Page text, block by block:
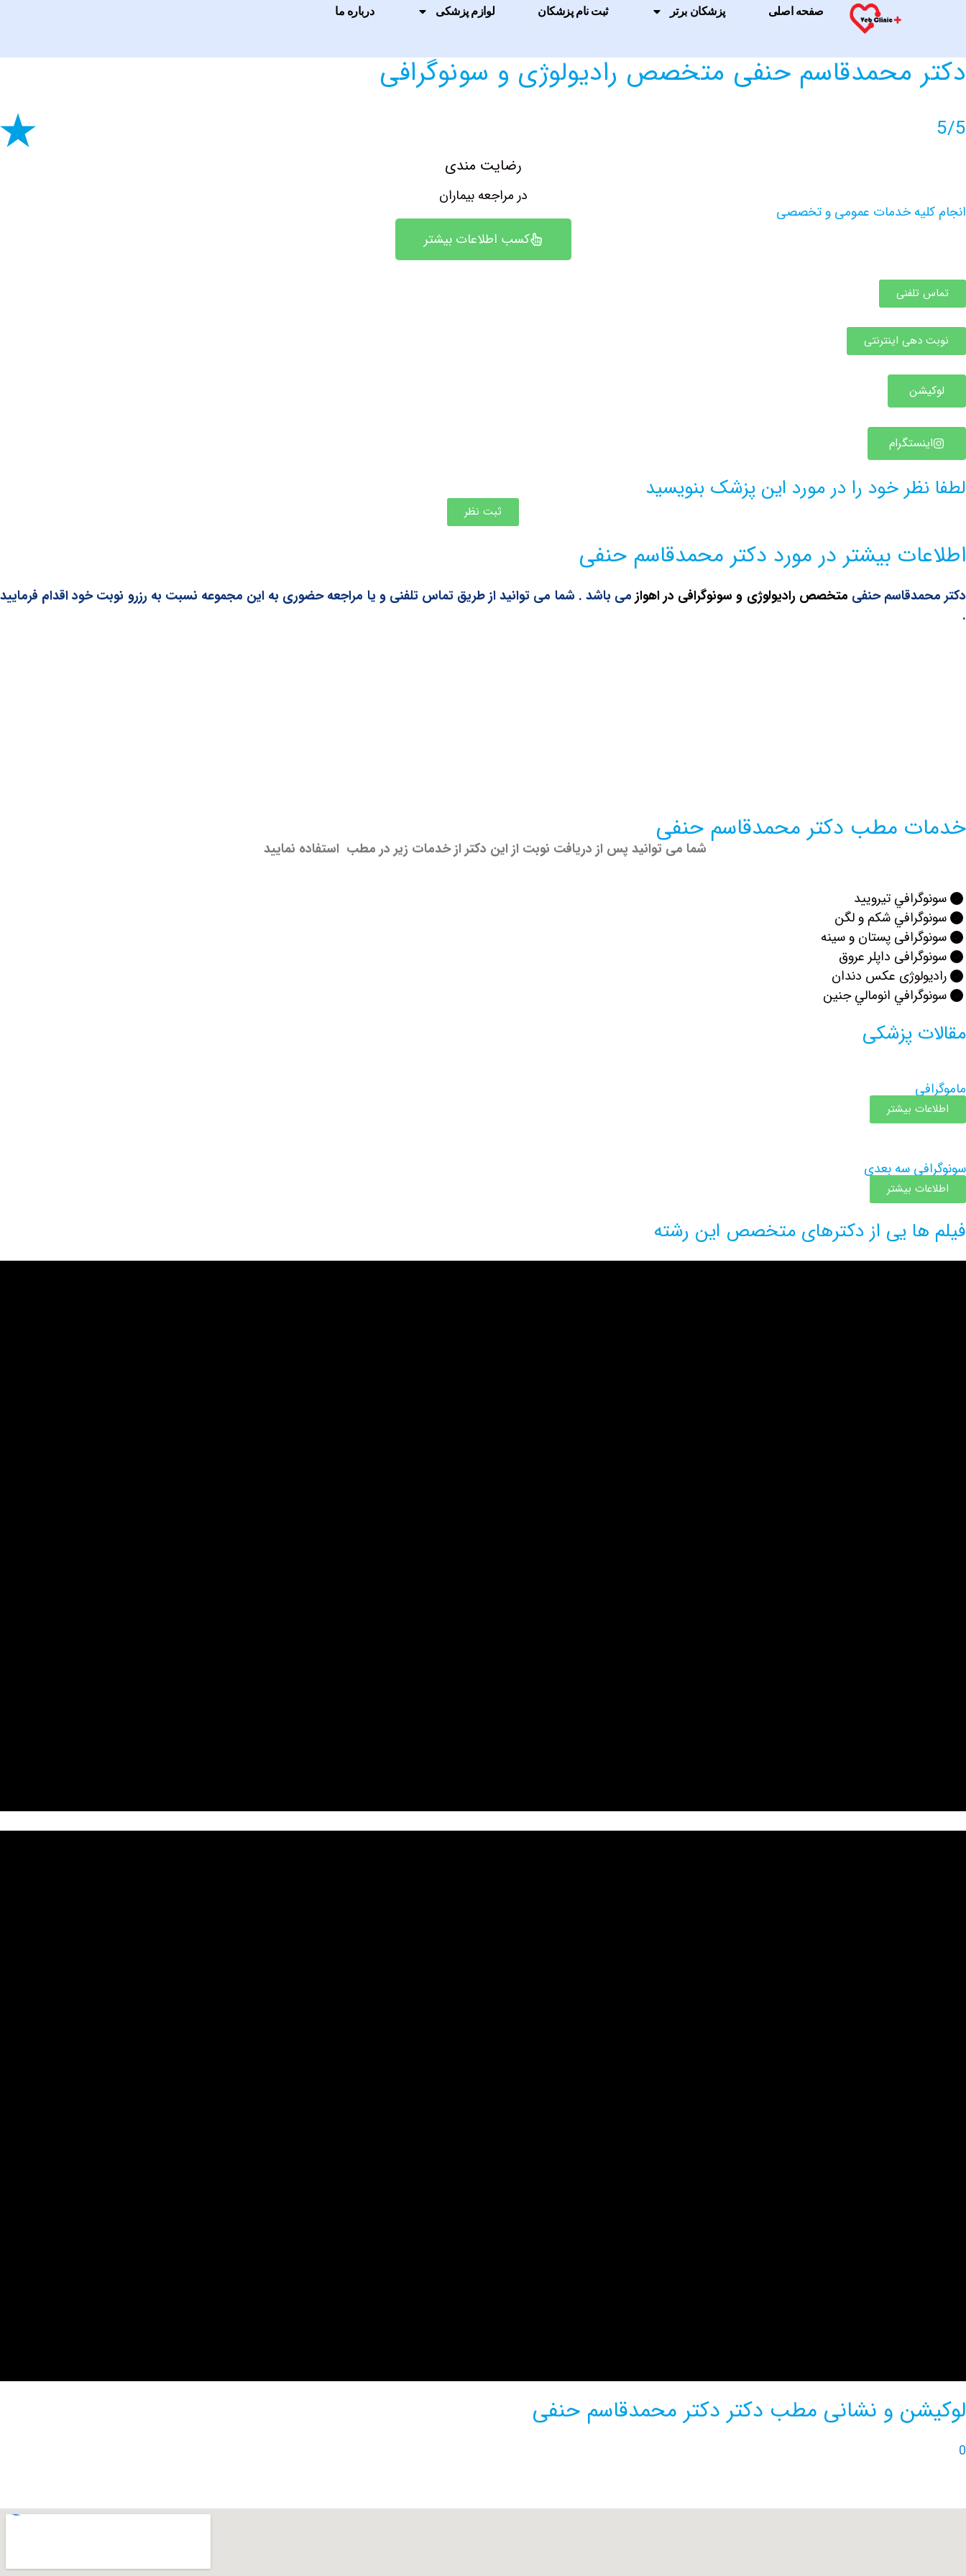
صفحه اصلی پزشکان برتر ثبت نام پزشکان لوازم پزشکی درباره ما
دکتر محمدقاسم حنفی متخصص رادیولوژی و سونوگرافی
5/5
رضایت مندی
در مراجعه بیماران
انجام کلیه خدمات عمومی و تخصصی
کسب اطلاعات بیشتر
تماس تلفنی
نوبت دهی اینترنتی
لوکیشن
اینستگرام
لطفا نظر خود را در مورد این پزشک بنویسید
ثبت نظر
اطلاعات بیشتر در مورد دکتر محمدقاسم حنفی
دکتر محمدقاسم حنفی متخصص رادیولوژی و سونوگرافی در اهواز می باشد . شما می توانید از طریق تماس تلفنی و یا مراجعه حضوری به این مجموعه نسبت به رزرو نوبت خود اقدام فرمایید
.
خدمات مطب دکتر محمدقاسم حنفی
شما می توانید پس از دریافت نوبت از این دکتر از خدمات زیر در مطب استفاده نمایید
سونوگرافي تيروييد
سونوگرافي شكم و لگن
سونوگرافی پستان و سینه
سونوگرافی داپلر عروق
رادیولوژی عکس دندان
سونوگرافي انومالي جنين
مقالات پزشکی
ماموگرافی
اطلاعات بیشتر
سونوگرافی سه بعدی
اطلاعات بیشتر
فیلم ها یی از دکترهای متخصص این رشته
لوکیشن و نشانی مطب دکتر دکتر محمدقاسم حنفی
0